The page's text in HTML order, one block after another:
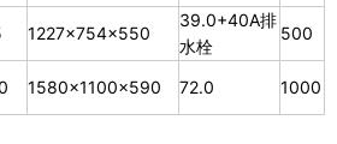
1227×754×550
39.0+40A排
水栓
500
1580×1100×590 72.0 1000